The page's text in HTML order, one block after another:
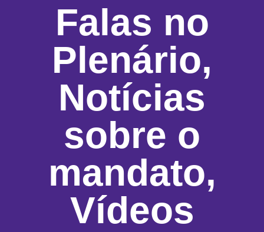
Falas no
Plenário,
Notícias
sobre o
mandato,
Vídeos